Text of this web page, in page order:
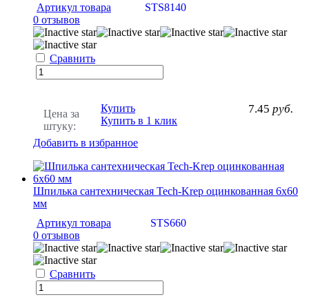
Артикул товара
STS8140
0 отзывов
Сравнить
Цена за
штуку:
7.45 руб.
Купить
Купить в 1 клик
Добавить в избранное
Шпилька сантехническая Tech-Krep оцинкованная 6х60
мм
Артикул товара
STS660
0 отзывов
Сравнить